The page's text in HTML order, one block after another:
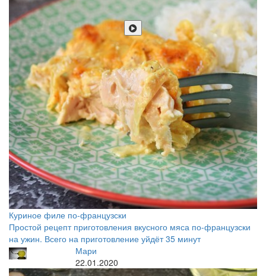
Куриное филе по-французски
Простой рецепт приготовления вкусного мяса по-французски
на ужин. Всего на приготовление уйдёт 35 минут
Мари
22.01.2020